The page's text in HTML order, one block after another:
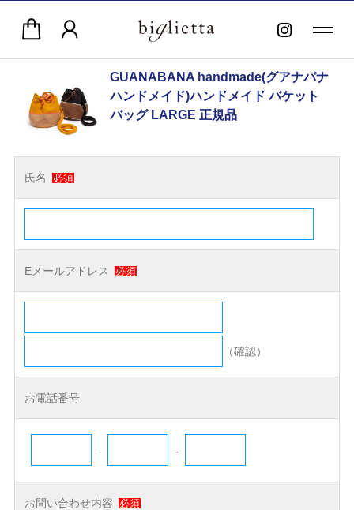
GUANABANA handmade(グアナバナ
ハンドメイド)ハンドメイド バケット
バッグ LARGE 正規品
氏名 必須
Eメールアドレス 必須
（確認）
お電話番号
- -
お問い合わせ内容 必須